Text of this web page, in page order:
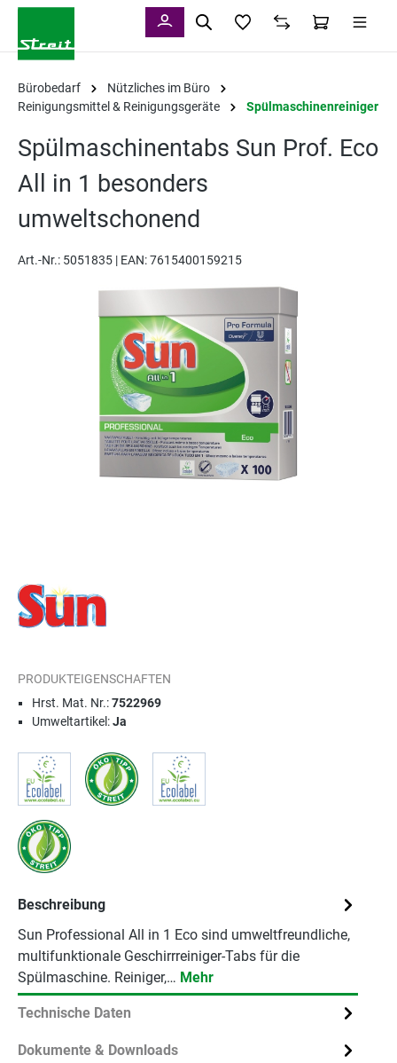
Bürobedarf
Nützliches im Büro
Reinigungsmittel & Reinigungsgeräte
Spülmaschinenreiniger
Spülmaschinentabs Sun Prof. Eco
All in 1 besonders
umweltschonend
Art.-Nr.: 5051835 | EAN: 7615400159215
Bildergalerie überspringen
PRODUKTEIGENSCHAFTEN
Hrst. Mat. Nr.:7522969
Umweltartikel:Ja
Beschreibung
Sun Professional All in 1 Eco sind umweltfreundliche,
multifunktionale Geschirrreiniger-Tabs für die
Spülmaschine. Reiniger,… Mehr
Technische Daten
Dokumente & Downloads